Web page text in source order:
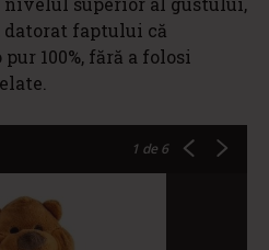
faptului că
100%, fără a folosi
1 de 6